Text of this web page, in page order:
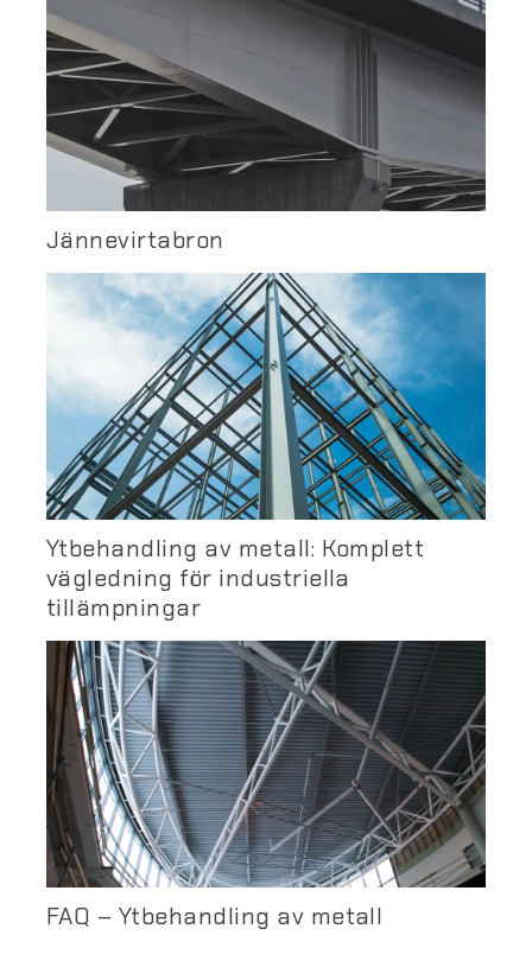
Jännevirtabron
Ytbehandling av metall: Komplett
vägledning för industriella
tillämpningar
FAQ – Ytbehandling av metall